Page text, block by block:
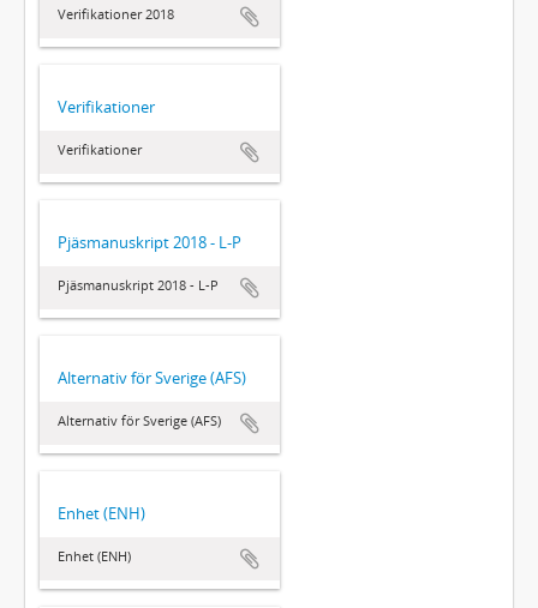
Verifikationer 2018
Verifikationer
Verifikationer
Pjäsmanuskript 2018 - L-P
Pjäsmanuskript 2018 - L-P
Alternativ för Sverige (AFS)
Alternativ för Sverige (AFS)
Enhet (ENH)
Enhet (ENH)